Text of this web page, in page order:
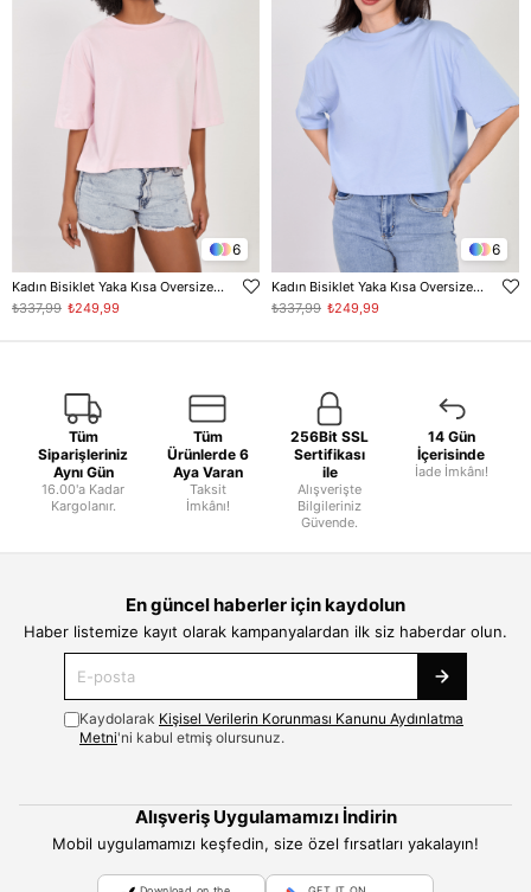
6
Kadın Bisiklet Yaka Kısa Oversize T-Shirt - Toz Pembe
₺249,99
₺337,99
6
Kadın Bisiklet Yaka Kısa Oversize T-Shirt - Bebe Mavi
₺249,99
₺337,99
Tüm
Siparişleriniz
Aynı Gün
16.00'a Kadar
Kargolanır.
Tüm
Ürünlerde 6
Aya Varan
Taksit
İmkânı!
256Bit SSL
Sertifikası
ile
Alışverişte
Bilgileriniz
Güvende.
14 Gün
İçerisinde
İade İmkânı!
En güncel haberler için kaydolun
Haber listemize kayıt olarak kampanyalardan ilk siz haberdar olun.
Kaydolarak Kişisel Verilerin Korunması Kanunu Aydınlatma
Metni'ni kabul etmiş olursunuz.
Alışveriş Uygulamamızı İndirin
Mobil uygulamamızı keşfedin, size özel fırsatları yakalayın!